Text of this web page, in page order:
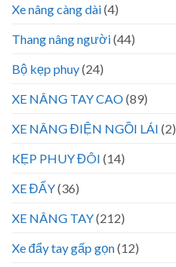
Xe nâng càng dài(4)
Thang nâng người(44)
Bộ kẹp phuy(24)
XE NÂNG TAY CAO(89)
XE NÂNG ĐIỆN NGỒI LÁI (2)
KẸP PHUY ĐÔI (14)
XE ĐẨY(36)
XE NÂNG TAY(212)
Xe đẩy tay gấp gọn(12)